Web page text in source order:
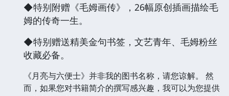
◆特别附赠《毛姆画传》，26幅原创插画描绘毛
姆的传奇一生。
◆特别赠送精美金句书签，文艺青年、毛姆粉丝
收藏必备。
《月亮与六便士》并非我的图书名称，请您谅解。 然
而，如果您对书籍简介的撰写感兴趣，我可以为您提供